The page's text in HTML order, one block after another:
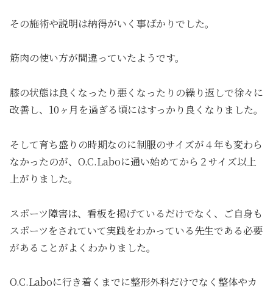
その施術や説明は納得がいく事ばかりでした。
筋肉の使い方が間違っていたようです。
膝の状態は良くなったり悪くなったりの繰り返しで徐々に
改善し、10ヶ月を過ぎる頃にはすっかり良くなりました。
そして育ち盛りの時期なのに制服のサイズが４年も変わら
なかったのが、O.C.Laboに通い始めてから２サイズ以上
上がりました。
スポーツ障害は、看板を掲げているだけでなく、ご自身も
スポーツをされていて実践をわかっている先生である必要
があることがよくわかりました。
O.C.Laboに行き着くまでに整形外科だけでなく整体やカ